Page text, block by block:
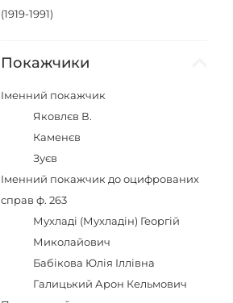
(1919-1991)
Покажчики
Іменний покажчик
Яковлєв В.
Каменєв
Зуєв
Іменний покажчик до оцифрованих
справ ф. 263
Мухладі (Мухладін) Георгій
Миколайович
Бабікова Юлія Іллівна
Галицький Арон Кельмович